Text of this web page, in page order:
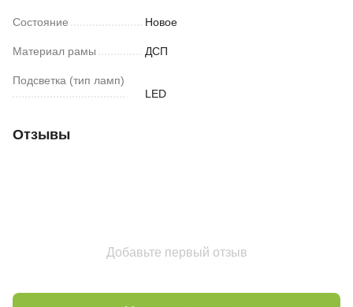
Состояние Новое
Материал рамы ДСП
Подсветка (тип ламп)
LED
Отзывы
Добавьте первый отзыв